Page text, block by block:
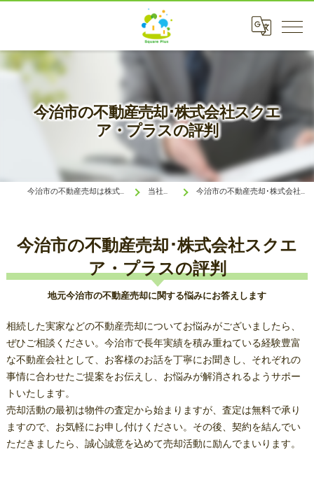
今治市の不動産売却･株式会社スクエ
ア・プラスの評判
今治市の不動産売却は株式会社スクエア・プラス 当社について 今治市の不動産売却･株式会社スクエア・プラスの評判
地元今治市の不動産売却に関する悩みにお答えします
今治市の不動産売却･株式会社スクエ
ア・プラスの評判
相続した実家などの不動産売却についてお悩みがございましたら、
ぜひご相談ください。今治市で長年実績を積み重ねている経験豊富
な不動産会社として、お客様のお話を丁寧にお聞きし、それぞれの
事情に合わせたご提案をお伝えし、お悩みが解消されるようサポー
トいたします。
売却活動の最初は物件の査定から始まりますが、査定は無料で承り
ますので、お気軽にお申し付けください。その後、契約を結んでい
ただきましたら、誠心誠意を込めて売却活動に励んでまいります。